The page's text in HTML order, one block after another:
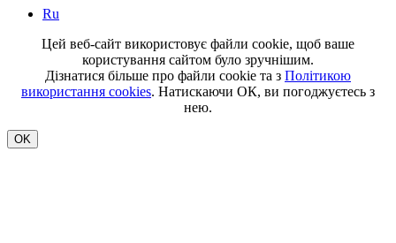
Ru
Цей веб-сайт використовує файли cookie, щоб ваше
користування сайтом було зручнішим.
Дізнатися більше про файли cookie та з Політикою
використання cookies. Натискаючи ОК, ви погоджуєтесь з
нею.
OK